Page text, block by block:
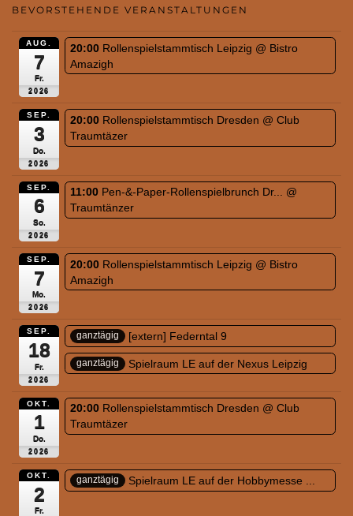
BEVORSTEHENDE VERANSTALTUNGEN
AUG.
7
Fr.
2026
20:00 Rollenspielstammtisch Leipzig @ Bistro
Amazigh
SEP.
3
Do.
2026
20:00 Rollenspielstammtisch Dresden @ Club
Traumtäzer
SEP.
6
So.
2026
11:00 Pen-&-Paper-Rollenspielbrunch Dr... @
Traumtänzer
SEP.
7
Mo.
2026
20:00 Rollenspielstammtisch Leipzig @ Bistro
Amazigh
SEP.
18
Fr.
2026
ganztägig [extern] Federntal 9
ganztägig Spielraum LE auf der Nexus Leipzig
OKT.
1
Do.
2026
20:00 Rollenspielstammtisch Dresden @ Club
Traumtäzer
OKT.
2
Fr.
ganztägig Spielraum LE auf der Hobbymesse ...